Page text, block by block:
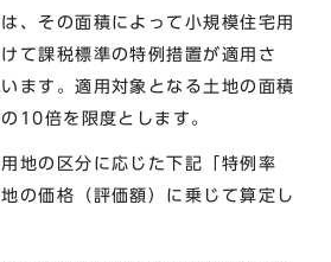
、その面積によって小規模住宅用
て課税標準の特例措置が適用さ
ます。適用対象となる土地の面積
10倍を限度とします。
地の区分に応じた下記「特例率
の価格（評価額）に乗じて算定し